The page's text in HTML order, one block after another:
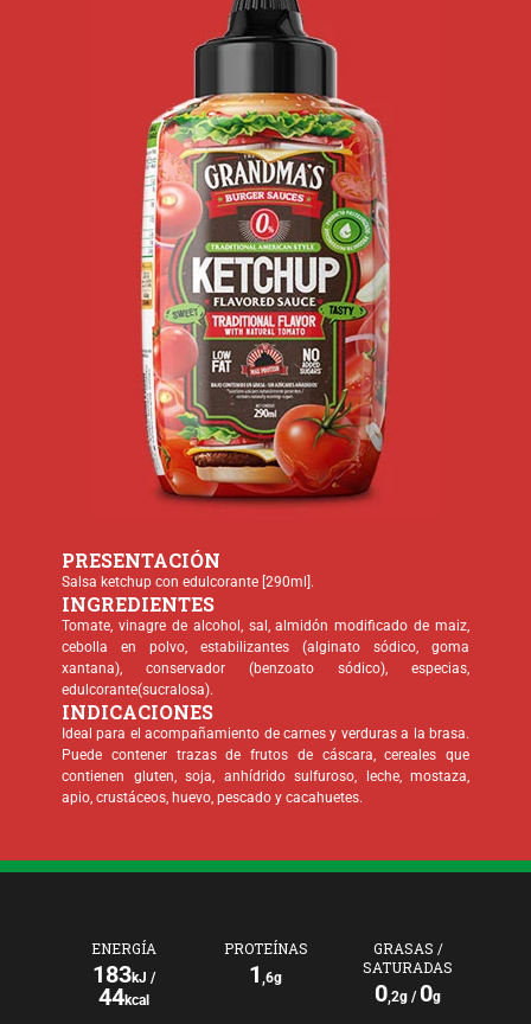
PRESENTACIÓN
Salsa ketchup con edulcorante [290ml].
INGREDIENTES
Tomate, vinagre de alcohol, sal, almidón modificado de maiz,
cebolla en polvo, estabilizantes (alginato sódico, goma
xantana), conservador (benzoato sódico), especias,
edulcorante(sucralosa).
INDICACIONES
Ideal para el acompañamiento de carnes y verduras a la brasa.
Puede contener trazas de frutos de cáscara, cereales que
contienen gluten, soja, anhídrido sulfuroso, leche, mostaza,
apio, crustáceos, huevo, pescado y cacahuetes.
ENERGÍA
183kJ /
44kcal
PROTEÍNAS
1 ,6g
GRASAS /
SATURADAS
0,2g / 0g